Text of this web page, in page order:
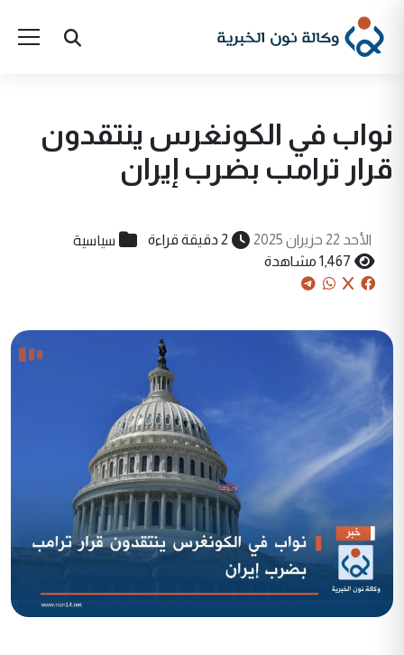
نواب في الكونغرس ينتقدون
قرار ترامب بضرب إيران
الأحد 22 حزيران 2025 2 دقيقة قراءة سياسية
1,467 مشاهدة